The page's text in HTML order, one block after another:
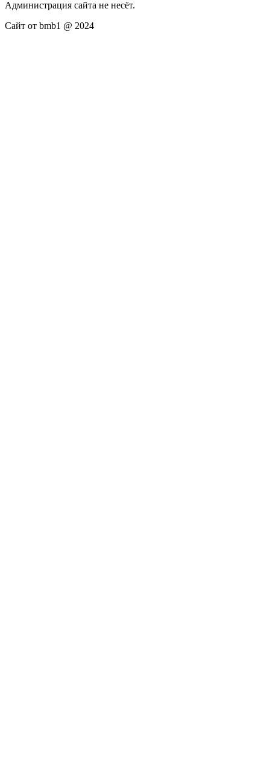
Администрация сайта не несёт.
Сайт от bmb1 @ 2024